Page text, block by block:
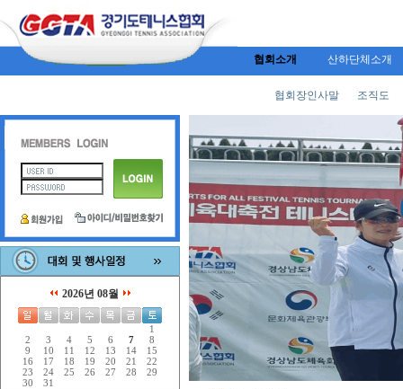
협회소개 산하단체소개
협회장인사말 조직도
2026년 08월
1
2
3 4 5 6 7
8
9
10 11 12 13 14
15
16
17 18 19 20 21
22
23
24 25 26 27 28
29
30
31